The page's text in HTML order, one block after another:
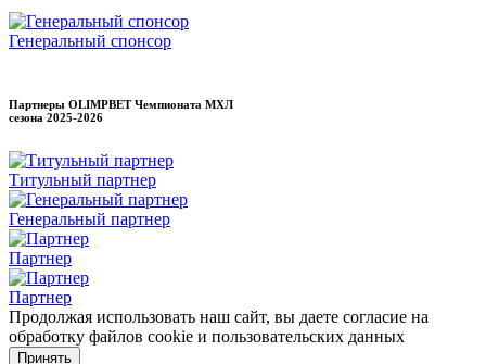
Генеральный спонсор
Партнеры OLIMPBET Чемпионата МХЛ
сезона 2025-2026
Титульный партнер
Генеральный партнер
Партнер
Партнер
Продолжая использовать наш сайт, вы даете согласие на
обработку файлов cookie и пользовательских данных
Принять